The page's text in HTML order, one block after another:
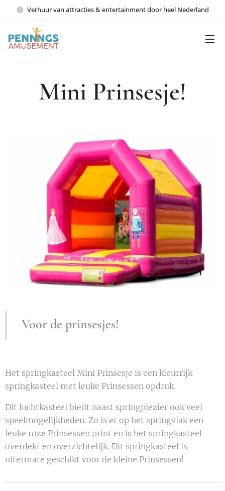
Verhuur van attracties & entertainment door heel Nederland
Mini Prinsesje!
Voor de prinsesjes!
Het springkasteel Mini Prinsesje is een kleurrijk
springkasteel met leuke Prinsessen opdruk.
Dit luchtkasteel biedt naast springplezier ook veel
speelmogelijkheden. Zo is er op het springvlak een
leuke roze Prinsessen print en is het springkasteel
overdekt en overzichtelijk. Dit springkasteel is
uitermate geschikt voor de kleine Prinsessen!